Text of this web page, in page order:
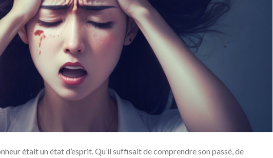
était un état d’esprit. Qu’il suffisait de comprendre son passé, de